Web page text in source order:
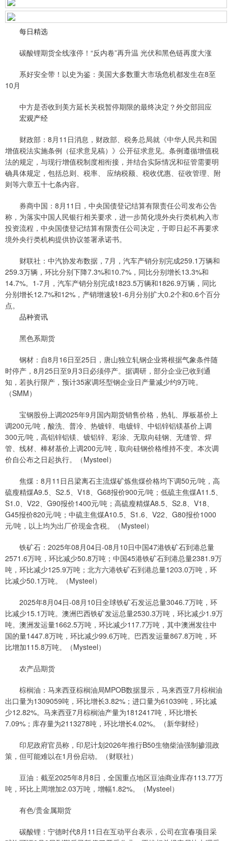
每日精选
碳酸锂期货全线涨停！“反内卷”再升温 光伏和黑色链再度大涨
系好安全带！以史为鉴：美国大多数重大市场危机都发生在8至
10月
中方是否收到美方延长关税暂停期限的最终决定？外交部回应
宏观产经
财政部：8月11日消息，财政部、税务总局就《中华人民共和国
增值税法实施条例（征求意见稿）》公开征求意见。条例遵循增值税
法的规定，与现行增值税制度相衔接，并结合实际情况和征管需要明
确具体规定，包括总则、税率、 应纳税额、税收优惠、征收管理、附
则等六章五十七条内容。
券商中国：8月11日，中央国债登记结算有限责任公司发布公告
称，为落实中国人民银行相关要求，进一步简化境外央行类机构入市
投资流程，中央国债登记结算有限责任公司决定，于即日起不再要求
境外央行类机构提供协议签署承诺书。
财联社：中汽协发布数据，7月，汽车产销分别完成259.1万辆和
259.3万辆，环比分别下降7.3%和10.7%，同比分别增长13.3%和
14.7%。1-7月，汽车产销分别完成1823.5万辆和1826.9万辆，同比
分别增长12.7%和12%，产销增速较1-6月分别扩大0.2个和0.6个百分
点。
品种资讯
黑色系期货
钢材：自8月16日至25日，唐山独立轧钢企业将根据气象条件随
时停产，8月25日至9月3日必须停产。据调研，部分企业已收到通
知，若执行限产，预计35家调坯型钢企业日产量减少约9万吨。
（SMM）
宝钢股份上调2025年9月国内期货销售价格，热轧、厚板基价上
调200元/吨，酸洗、普冷、热镀锌、电镀锌、中铝锌铝镁基价上调
300元/吨，高铝锌铝镁、镀铝锌、彩涂、无取向硅钢、无缝管、焊
管、线材、棒材基价上调200元/吨，取向硅钢价格维持不变。本次调
价自公布之日起执行。（Mysteel）
焦煤：8月11日吕梁离石主流煤矿炼焦煤价格均下调50元/吨，高
硫瘦精煤A9.5、S2.5、V18、G68报价900元/吨；低硫主焦煤A11.5、
S1.0、V22、G90报价1400元/吨；高硫瘦精煤A8.5、S2.8、V18、
G45报价820元/吨；中硫主焦煤A10.5、S1.6、V22、G80报价1000
元/吨，以上均为出厂价现金含税。（Mysteel）
铁矿石：2025年08月04日-08月10日中国47港铁矿石到港总量
2571.6万吨，环比减少50.8万吨；中国45港铁矿石到港总量2381.9万
吨，环比减少125.9万吨；北方六港铁矿石到港总量1203.0万吨，环
比减少50.1万吨。（Mysteel）
2025年8月04日-08月10日全球铁矿石发运总量3046.7万吨，环
比减少15.1万吨。澳洲巴西铁矿发运总量2530.3万吨，环比减少1.9万
吨。澳洲发运量1662.5万吨，环比减少117.7万吨，其中澳洲发往中
国的量1447.8万吨，环比减少99.6万吨。巴西发运量867.8万吨，环
比增加115.8万吨。（Mysteel）
农产品期货
棕榈油：马来西亚棕榈油局MPOB数据显示，马来西亚7月棕榈油
出口量为1309059吨，环比增长3.82%；进口量为61039吨，环比减
少12.82%。马来西亚7月棕榈油产量为1812417吨，环比增长
7.09%；库存量为2113278吨，环比增长4.02%。（新华财经）
印尼政府官员称，印尼计划2026年推行B50生物柴油强制掺混政
策，但可能难以在1月份启动。（财联社）
豆油：截至2025年8月8日，全国重点地区豆油商业库存113.77万
吨，环比上周增加2.03万吨，增幅1.82%。（Mysteel）
有色/贵金属期货
碳酸锂：宁德时代8月11日在互动平台表示，公司在宜春项目采